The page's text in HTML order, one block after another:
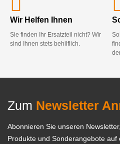
Wir Helfen Ihnen
Sie finden Ihr Ersatzteil nicht? Wir
sind Ihnen stets behilflich.
Zum Newsletter
Abonnieren Sie unseren
Produkte und Sonderangebote